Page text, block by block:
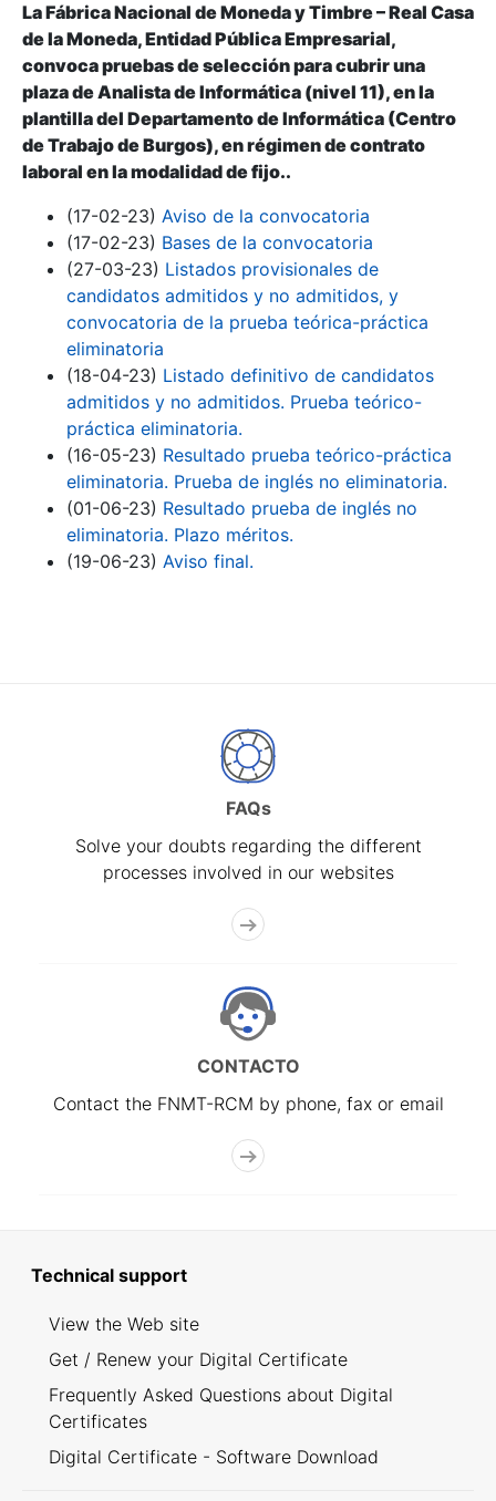
Show/Hide
Show/Hide
Show/Hide
La Fábrica Nacional de Moneda y Timbre – Real Casa
de la Moneda, Entidad Pública Empresarial,
convoca pruebas de selección para cubrir una
plaza de Analista de Informática (nivel 11), en la
plantilla del Departamento de Informática (Centro
de Trabajo de Burgos), en régimen de contrato
laboral en la modalidad de fijo..
(17-02-23) Aviso de la convocatoria
(17-02-23) Bases de la convocatoria
(27-03-23) Listados provisionales de
candidatos admitidos y no admitidos, y
convocatoria de la prueba teórica-práctica
eliminatoria
(18-04-23) Listado definitivo de candidatos
admitidos y no admitidos. Prueba teórico-
práctica eliminatoria.
(16-05-23) Resultado prueba teórico-práctica
eliminatoria. Prueba de inglés no eliminatoria.
(01-06-23) Resultado prueba de inglés no
eliminatoria. Plazo méritos.
(19-06-23) Aviso final.
FAQs
Solve your doubts regarding the different
processes involved in our websites
CONTACTO
Contact the FNMT-RCM by phone, fax or email
Technical support
View the Web site
Get / Renew your Digital Certificate
Frequently Asked Questions about Digital
Certificates
Digital Certificate - Software Download